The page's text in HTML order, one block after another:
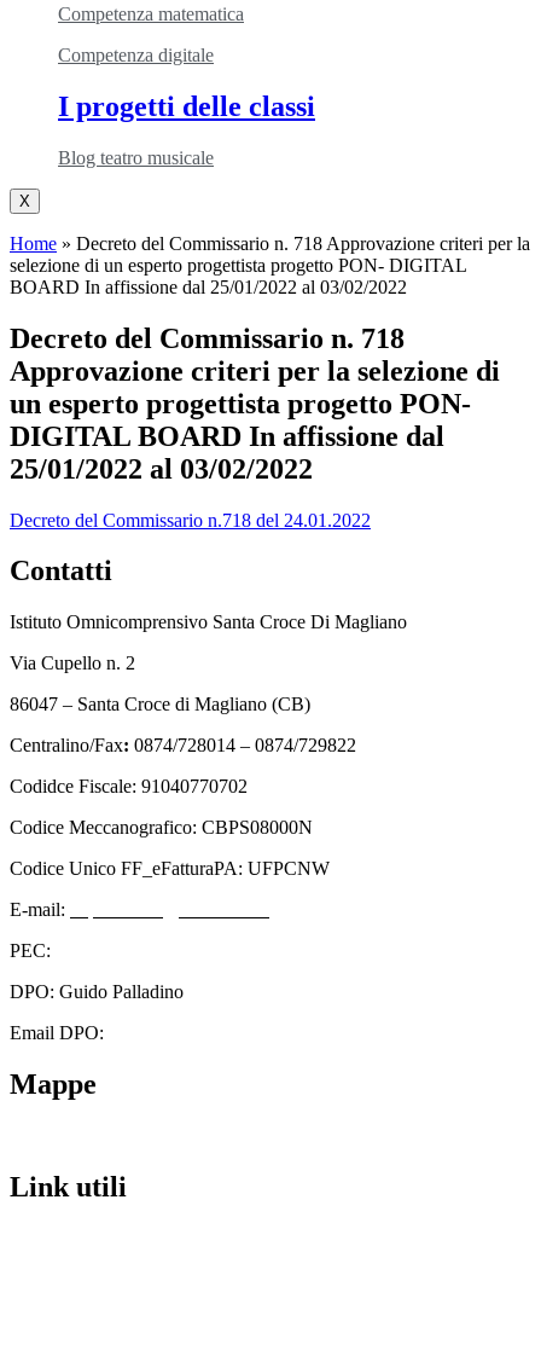
Competenza matematica
Competenza digitale
I progetti delle classi
Blog teatro musicale
X
Home » Decreto del Commissario n. 718 Approvazione criteri per la
selezione di un esperto progettista progetto PON- DIGITAL
BOARD In affissione dal 25/01/2022 al 03/02/2022
Decreto del Commissario n. 718
Approvazione criteri per la selezione di
un esperto progettista progetto PON-
DIGITAL BOARD In affissione dal
25/01/2022 al 03/02/2022
Decreto del Commissario n.718 del 24.01.2022
Contatti
Istituto Omnicomprensivo Santa Croce Di Magliano
Via Cupello n. 2
86047 – Santa Croce di Magliano (CB)
Centralino/Fax: 0874/728014 – 0874/729822
Codidce Fiscale: 91040770702
Codice Meccanografico: CBPS08000N
Codice Unico FF_eFatturaPA: UFPCNW
E-mail:
PEC:
DPO: Guido Palladino
Email DPO:
Mappe
Link utili